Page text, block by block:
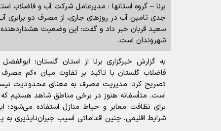
برنا – گروه استانها : مدیرعامل شرکت آب و فاضلاب
جدی تامین آب در روزهای جاری، از مصرف دو برابری
سعید قربان خبر داد و گفت: این وضعیت
شهروندان است.
به گزارش خبرگزاری برنا از استان گلستان؛
فاضلاب گلستان با تاکید بر تفاوت میان «کم
تصریح کرد: مدیریت مصرف به معنای محدودیت
است. متأسفانه هنوز در برخی مناطق شاهد هستیم که
برای نظافت معابر و حیاط منازل استفاده
شرایط اقلیمی، چنین اقداماتی آسیب جبران‌ناپذیری به